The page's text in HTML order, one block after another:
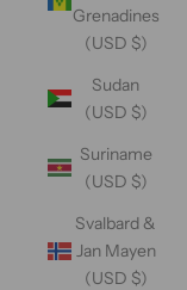
Grenadines
(USD $)
Sudan
(USD $)
Suriname
(USD $)
Svalbard &
Jan Mayen
(USD $)